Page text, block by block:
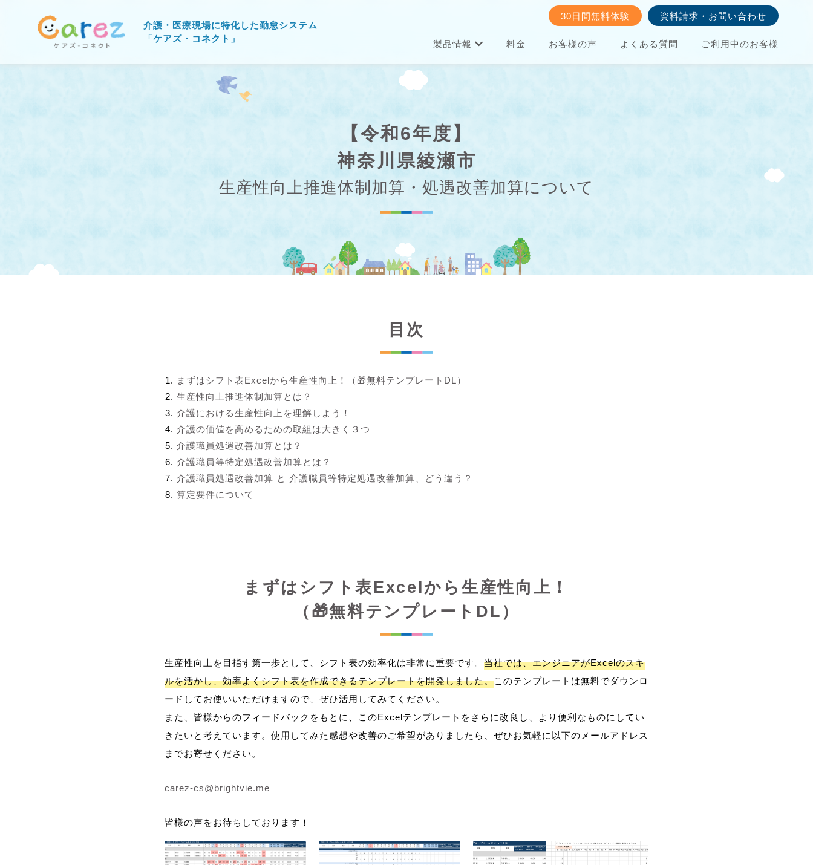
介護・医療現場に特化した勤怠システム
「ケアズ・コネクト」
製品情報 料金 お客様の声 よくある質問 ご利用中のお客様
30日間無料体験 資料請求・お問い合わせ
【令和6年度】
神奈川県綾瀬市
生産性向上推進体制加算・処遇改善加算について
目次
まずはシフト表Excelから生産性向上！（🎁無料テンプレートDL）
生産性向上推進体制加算とは？
介護における生産性向上を理解しよう！
介護の価値を高めるための取組は大きく３つ
介護職員処遇改善加算とは？
介護職員等特定処遇改善加算とは？
介護職員処遇改善加算 と 介護職員等特定処遇改善加算、どう違う？
算定要件について
まずはシフト表Excelから生産性向上！
（🎁無料テンプレートDL）
生産性向上を目指す第一歩として、シフト表の効率化は非常に重要です。 当社では、エンジニアがExcelのスキ
ルを活かし、効率よくシフト表を作成できるテンプレートを開発しました。このテンプレートは無料でダウンロ
ードしてお使いいただけますので、ぜひ活用してみてください。
また、皆様からのフィードバックをもとに、このExcelテンプレートをさらに改良し、より便利なものにしてい
きたいと考えています。使用してみた感想や改善のご希望がありましたら、ぜひお気軽に以下のメールアドレス
までお寄せください。
carez-cs@brightvie.me
皆様の声をお待ちしております！